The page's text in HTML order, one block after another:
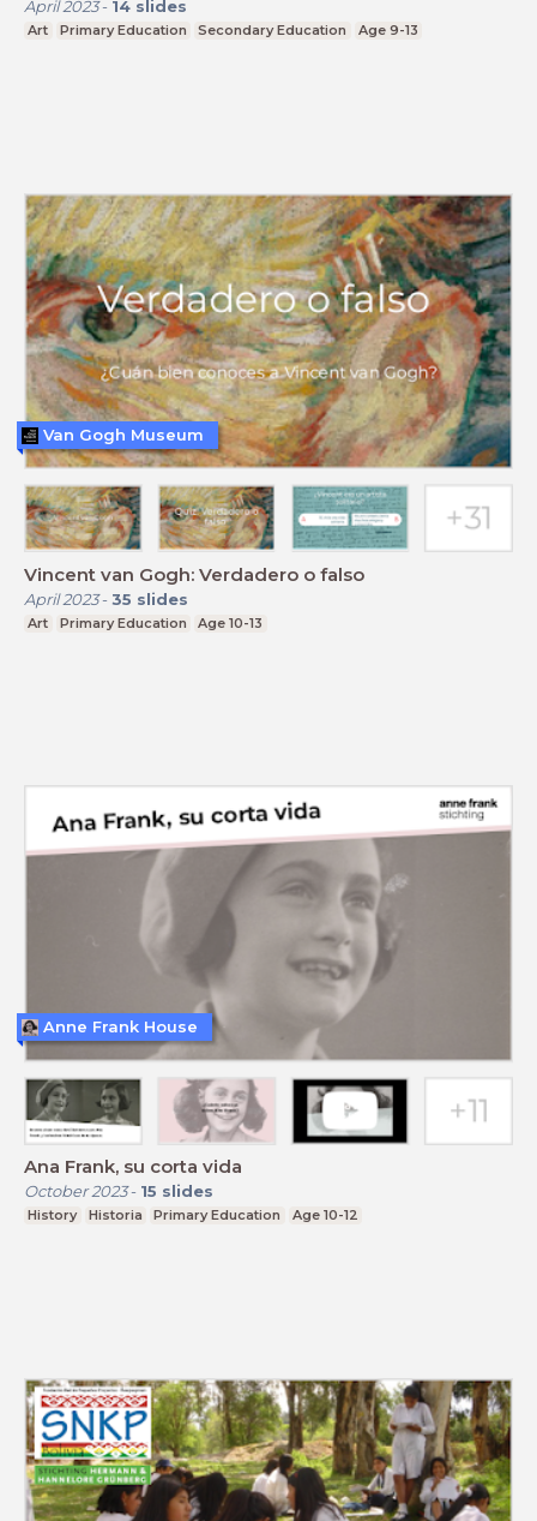
April 2023- 14 slides
Art Primary Education Secondary Education Age 9-13
Vincent van Gogh: Verdadero o falso
April 2023- 35 slides
Art Primary Education Age 10-13
Van Gogh Museum
Ana Frank, su corta vida
October 2023- 15 slides
History Historia Primary Education Age 10-12
Anne Frank House